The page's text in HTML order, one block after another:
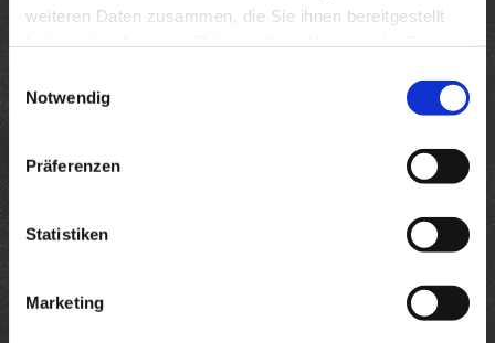
weiteren Daten zusammen, die Sie ihnen bereitgestellt
Notwendig
Präferenzen
Statistiken
Marketing
INNOVATION
Tauchen Sie ein, in die faszinierende Welt aus Licht und
Feuer. Machen Sie Ihr Event zu einem besonderen
Erlebnis für Ihre Gäste und Faszinieren diese mit einer
kompetenter Partner im Bereich Laser und Feuerwerk.
Wir bieten Ihnen von der Grafik und Raumlaser-Show
über Großprojektionen bis zum Musiksynchronen